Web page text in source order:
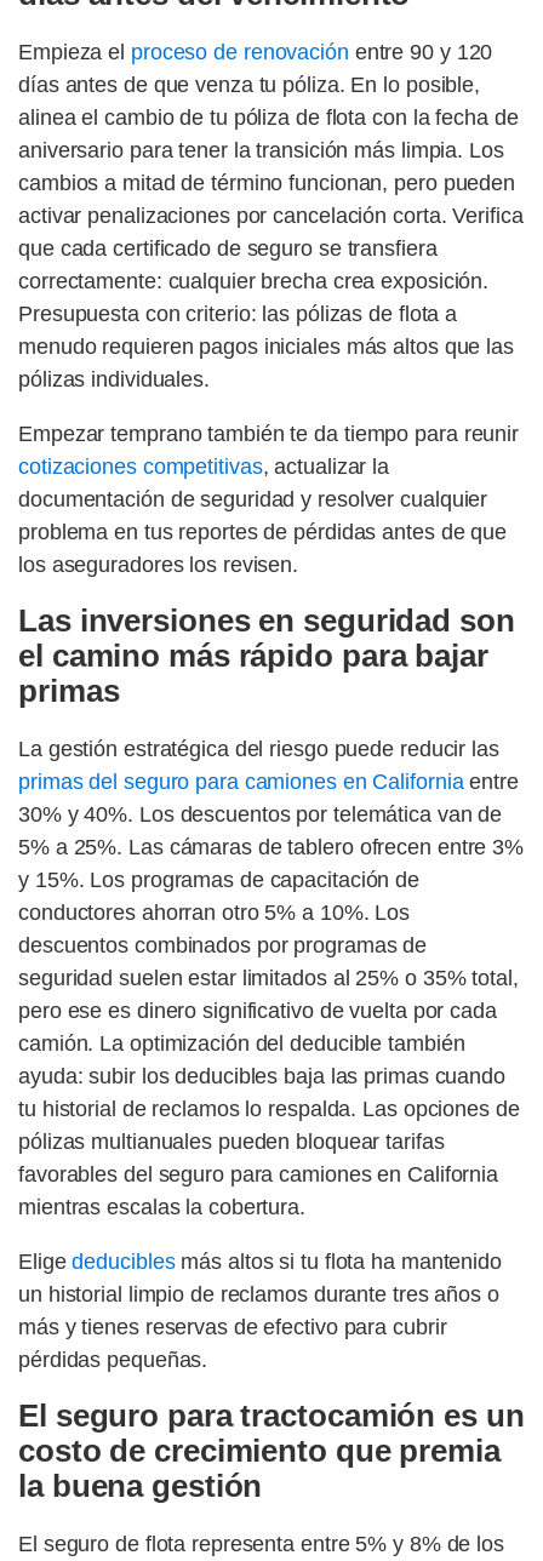
Empieza el proceso de renovación entre 90 y 120
días antes de que venza tu póliza. En lo posible,
alinea el cambio de tu póliza de flota con la fecha de
aniversario para tener la transición más limpia. Los
cambios a mitad de término funcionan, pero pueden
activar penalizaciones por cancelación corta. Verifica
que cada certificado de seguro se transfiera
correctamente: cualquier brecha crea exposición.
Presupuesta con criterio: las pólizas de flota a
menudo requieren pagos iniciales más altos que las
pólizas individuales.
Empezar temprano también te da tiempo para reunir
cotizaciones competitivas, actualizar la
documentación de seguridad y resolver cualquier
problema en tus reportes de pérdidas antes de que
los aseguradores los revisen.
Las inversiones en seguridad son
el camino más rápido para bajar
primas
La gestión estratégica del riesgo puede reducir las
primas del seguro para camiones en Californiaentre
30% y 40%. Los descuentos por telemática van de
5% a 25%. Las cámaras de tablero ofrecen entre 3%
y 15%. Los programas de capacitación de
conductores ahorran otro 5% a 10%. Los
descuentos combinados por programas de
seguridad suelen estar limitados al 25% o 35% total,
pero ese es dinero significativo de vuelta por cada
camión. La optimización del deducible también
ayuda: subir los deducibles baja las primas cuando
tu historial de reclamos lo respalda. Las opciones de
pólizas multianuales pueden bloquear tarifas
favorables del seguro para camiones en California
mientras escalas la cobertura.
Eligededucibles más altos si tu flota ha mantenido
un historial limpio de reclamos durante tres años o
más y tienes reservas de efectivo para cubrir
pérdidas pequeñas.
El seguro para tractocamión es un
costo de crecimiento que premia
la buena gestión
El seguro de flota representa entre 5% y 8% de los